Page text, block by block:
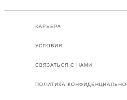
КАРЬЕРА
УСЛОВИЯ
СВЯЗАТЬСЯ С НАМИ
ПОЛИТИКА